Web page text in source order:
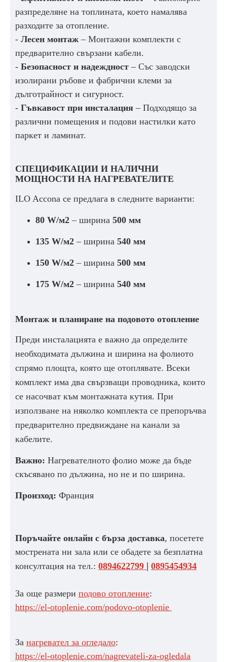
разпределяне на топлината, което намалява
разходите за отопление.
- Лесен монтаж – Монтажни комплекти с
предварително свързани кабели.
- Безопасност и надеждност – Със заводски
изолирани ръбове и фабрични клеми за
дълготрайност и сигурност.
- Гъвкавост при инсталация – Подходящо за
различни помещения и подови настилки като
паркет и ламинат.
СПЕЦИФИКАЦИИ И НАЛИЧНИ
МОЩНОСТИ НА НАГРЕВАТЕЛИТЕ
ILO Accona се предлага в следните варианти:
80 W/м2 – ширина 500 мм
135 W/м2 – ширина 540 мм
150 W/м2 – ширина 500 мм
175 W/м2 – ширина 540 мм
Монтаж и планиране на подовото отопление
Преди инсталацията е важно да определите
необходимата дължина и ширина на фолиото
спрямо площта, която ще отоплявате. Всеки
комплект има два свързващи проводника, които
се насочват към монтажната кутия. При
използване на няколко комплекта се препоръчва
предварително предвиждане на канали за
кабелите.
Важно: Нагревателното фолио може да бъде
скъсявано по дължина, но не и по ширина.
Произход: Франция
Поръчайте онлайн с бърза доставка, посетете
мострената ни зала или се обадете за безплатна
консултация на тел.: 0894622799 | 0895454934
За още размери подово отопление:
https://el-otoplenie.com/podovo-otoplenie
За нагревател за огледало:
https://el-otoplenie.com/nagrevateli-za-ogledala